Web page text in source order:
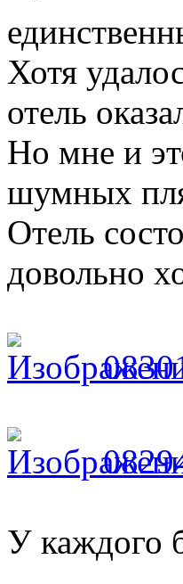
Хотя
отель
Но мне и
шумных
Отель
довольно
У каждого